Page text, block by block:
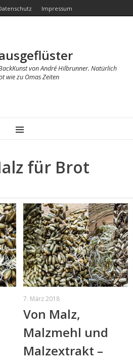
Impressum
von André Hilbrunner. Natürlich
wie zu Omas Zeiten
MENU
für Brot
7. März 2018
Von Malz,
Malzmehl und
Malzextrakt –